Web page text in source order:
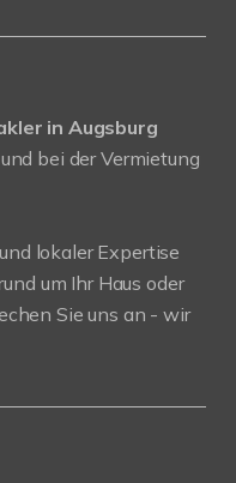
in Augsburg
bei der Vermietung
lokaler Expertise
um Ihr Haus oder
Sie uns an - wir